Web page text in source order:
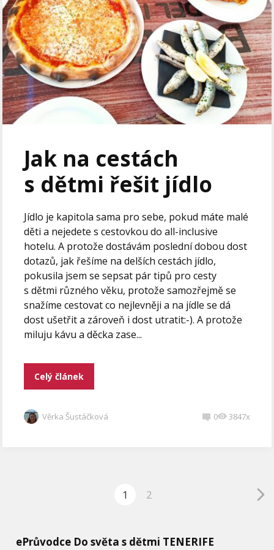
Jak na cestách
s dětmi řešit jídlo
Jídlo je kapitola sama pro sebe, pokud máte malé
děti a nejedete s cestovkou do all-inclusive
hotelu. A protože dostávám poslední dobou dost
dotazů, jak řešíme na delších cestách jídlo,
pokusila jsem se sepsat pár tipů pro cesty
s dětmi různého věku, protože samozřejmě se
snažíme cestovat co nejlevněji a na jídle se dá
dost ušetřit a zároveň i dost utratit:-). A protože
miluju kávu a děcka zase...
Celý článek
Věrka Šustáčková 0 3847x
1 2
ePrůvodce Do světa s dětmi TENERIFE